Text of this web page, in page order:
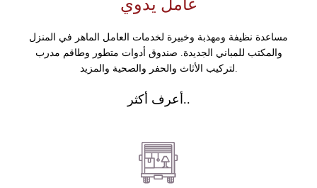
عامل يدوي
مساعدة نظيفة ومهذبة وخبيرة لخدمات العامل الماهر في المنزل
والمكتب للمباني الجديدة. صندوق أدوات متطور وطاقم مدرب
لتركيب الأثاث والحفر والصحية والمزيد.
أعرف أكثر..